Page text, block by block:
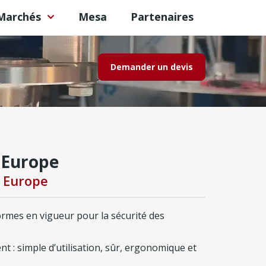
Mesa Partenaires
Demander un devis
en vigueur pour la sécurité des
: simple d’utilisation, sûr, ergonomique et